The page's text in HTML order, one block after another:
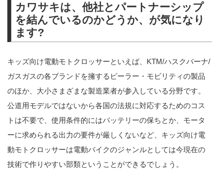
カワサキは、他社とパートナーシップ
を結んでいるのかどうか、が気になり
ます?
キッズ向け電動モトクロッサーといえば、KTM/ハスクバーナ/
ガスガスの各ブランドを擁するピーラー・モビリティの製品
のほか、大小さまざまな製造業者が参入している分野です。
公道用モデルではないから各国の法規に対応するためのコス
トは不要で、使用条件的にはバッテリーの保ちとか、モータ
ーに求められる出力の要件が厳しくないなど、キッズ向け電
動モトクロッサーは電動バイクのジャンルとしては今現在の
技術で作りやすい部類ということができるでしょう。